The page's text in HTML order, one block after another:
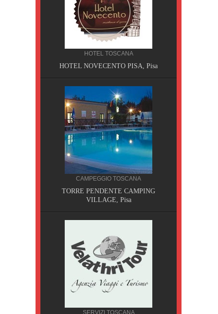
HOTEL TOSCANA
HOTEL NOVECENTO PISA, Pisa
CAMPEGGIO TOSCANA
TORRE PENDENTE CAMPING
VILLAGE, Pisa